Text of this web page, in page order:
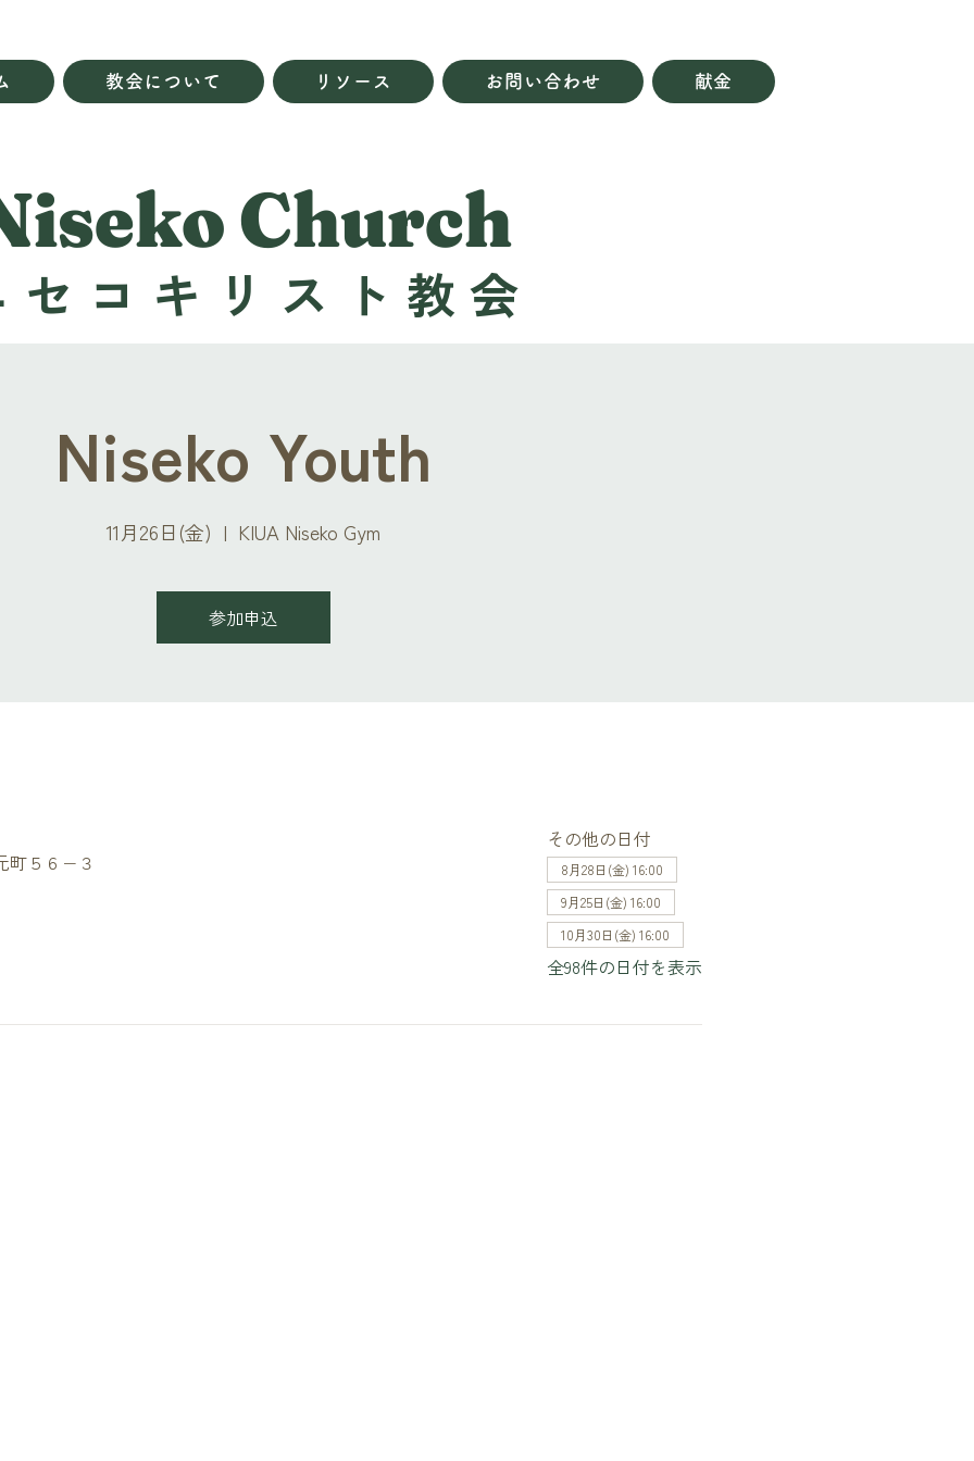
教会について リソース お問い合わせ 献金
セコキリスト教会
Church
Niseko Youth
11月26日(金)
  |
KIUA Niseko Gym
参加申込
町５６−３
その他の日付
8月28日(金) 16:00
9月25日(金) 16:00
10月30日(金) 16:00
全98件の日付を表示